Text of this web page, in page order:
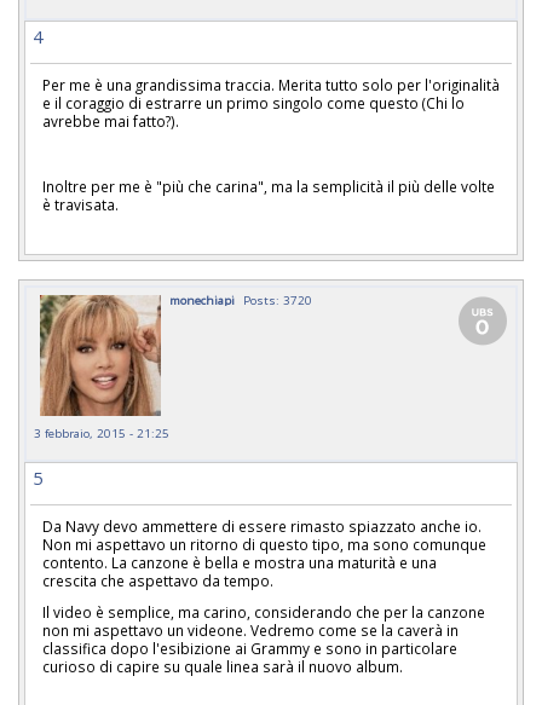
4
Per me è una grandissima traccia. Merita tutto solo per l'originalità
e il coraggio di estrarre un primo singolo come questo (Chi lo
avrebbe mai fatto?).
Inoltre per me è "più che carina", ma la semplicità il più delle volte
è travisata.
monechiapi Posts: 3720
3 febbraio, 2015 - 21:25
5
Da Navy devo ammettere di essere rimasto spiazzato anche io.
Non mi aspettavo un ritorno di questo tipo, ma sono comunque
contento. La canzone è bella e mostra una maturità e una
crescita che aspettavo da tempo.
Il video è semplice, ma carino, considerando che per la canzone
non mi aspettavo un videone. Vedremo come se la caverà in
classifica dopo l'esibizione ai Grammy e sono in particolare
curioso di capire su quale linea sarà il nuovo album.